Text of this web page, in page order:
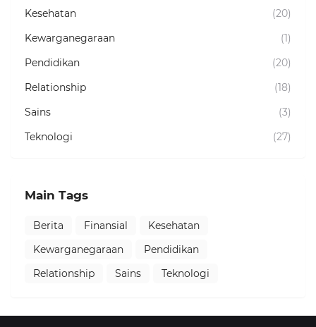
Kesehatan
(20)
Kewarganegaraan
(1)
Pendidikan
(20)
Relationship
(18)
Sains
(3)
Teknologi
(27)
Main Tags
Berita Finansial
Kesehatan
Kewarganegaraan
Pendidikan
Relationship
Sains Teknologi